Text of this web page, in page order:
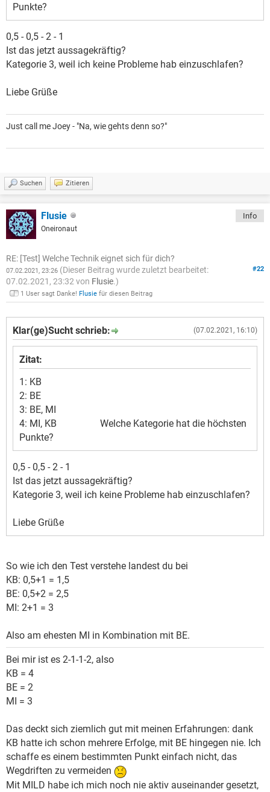
Punkte?
0,5 - 0,5 - 2 - 1
Ist das jetzt aussagekräftig?
Kategorie 3, weil ich keine Probleme hab einzuschlafen?
Liebe Grüße
Just call me Joey - "Na, wie gehts denn so?"
Suchen Zitieren
Flusie
Oneironaut
Info
RE: [Test] Welche Technik eignet sich für dich?
#22
07.02.2021, 23:26 (Dieser Beitrag wurde zuletzt bearbeitet:
07.02.2021, 23:32 von Flusie.)
1 User sagt Danke! Flusie für diesen Beitrag
(07.02.2021, 16:10)
Klar(ge)Sucht schrieb:
Zitat:
1: KB
2: BE
3: BE, MI
4: MI, KB Welche Kategorie hat die höchsten
Punkte?
0,5 - 0,5 - 2 - 1
Ist das jetzt aussagekräftig?
Kategorie 3, weil ich keine Probleme hab einzuschlafen?
Liebe Grüße
So wie ich den Test verstehe landest du bei
KB: 0,5+1 = 1,5
BE: 0,5+2 = 2,5
MI: 2+1 = 3
Also am ehesten MI in Kombination mit BE.
Bei mir ist es 2-1-1-2, also
KB = 4
BE = 2
MI = 3
Das deckt sich ziemlich gut mit meinen Erfahrungen: dank
KB hatte ich schon mehrere Erfolge, mit BE hingegen nie. Ich
schaffe es einem bestimmten Punkt einfach nicht, das
Wegdriften zu vermeiden
Mit MILD habe ich mich noch nie aktiv auseinander gesetzt,